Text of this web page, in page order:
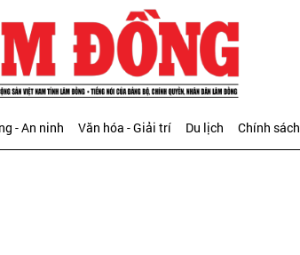
- An ninh Văn hóa - Giải trí Du lịch Chính sách